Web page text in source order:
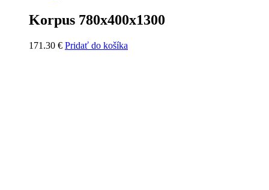
Korpus 780x400x1300
171.30 € Pridať do košíka